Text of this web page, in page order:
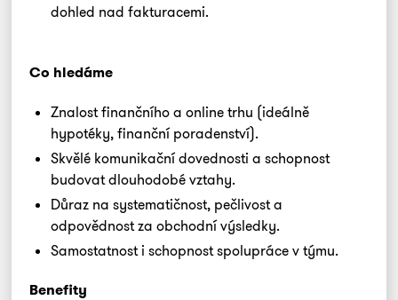
dohled nad fakturacemi.
Co hledáme
Znalost finančního a online trhu (ideálně
hypotéky, finanční poradenství).
Skvělé komunikační dovednosti a schopnost
budovat dlouhodobé vztahy.
Důraz na systematičnost, pečlivost a
odpovědnost za obchodní výsledky.
Samostatnost i schopnost spolupráce v týmu.
Benefity